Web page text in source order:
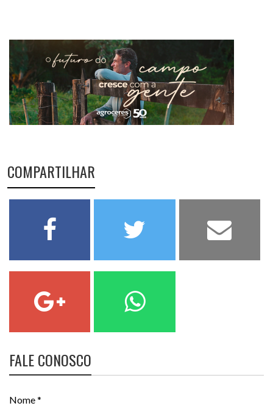
COMPARTILHAR
FALE CONOSCO
Nome *